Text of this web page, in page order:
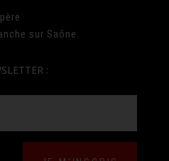
sur Saône
: